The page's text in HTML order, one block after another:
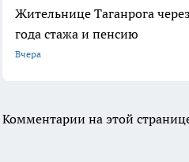
Жительнице Таганрога
года стажа и пенсию
Вчера
Комментарии на этой